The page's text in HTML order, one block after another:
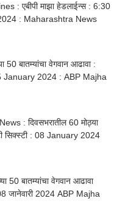
: एबीपी माझा हेडलाईन्स : 6:30
: Maharashtra News
50 बातम्यांचा वेगवान आढावा :
January 2024 : ABP Majha
: दिवसभरातील 60 मोठ्या
सिक्स्टी : 08 January 2024
50 बातम्यांचा वेगवान आढावा
जानेवारी 2024 ABP Majha